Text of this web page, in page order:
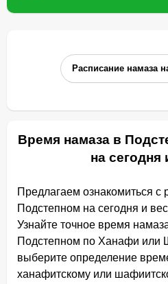
Расписание намаза
Время намаза в
на сегодня
Предлагаем ознакомиться с
Подстепном на сегодня и
Узнайте точное время
Подстепном по Ханафи или
выберите определение
ханафитскому или